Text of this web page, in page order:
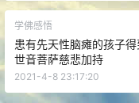
学佛感悟
患有先天性脑瘫的孩子
世音菩萨慈悲加持
2021-4-8 23:17:20